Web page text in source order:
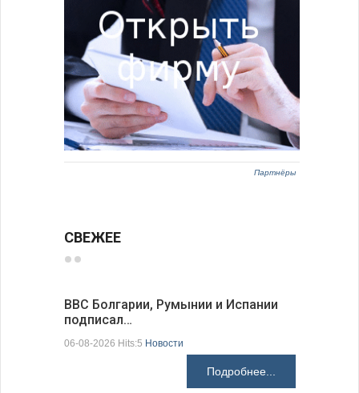
Партнёры
СВЕЖЕЕ
ВВС Болгарии, Румынии и Испании
подписал…
06-08-2026 Hits:5 Новости
Подробнее...